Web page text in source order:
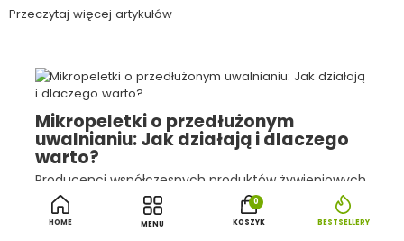
HOME MENU
0
KOSZYK BESTSELLERY
Przeczytaj więcej artykułów
Mikropeletki o przedłużonym
uwalnianiu: Jak działają i dlaczego
warto?
Producenci współczesnych produktów żywieniowych
coraz częściej sięgają po zaawansowane
rozwiązania technologiczne, których celem jest
poprawa stabilności oraz kontrolowanego uwalniania